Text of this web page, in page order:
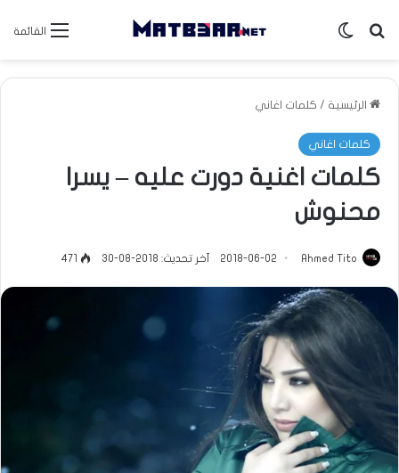
القائمة بحث عنالوضع المظلم
الرئيسية / كلمات اغاني
كلمات اغاني
كلمات اغنية دورت عليه – يسرا
محنوش
Ahmed Tito
2018-06-02 آخر تحديث: 2018-08-30 471